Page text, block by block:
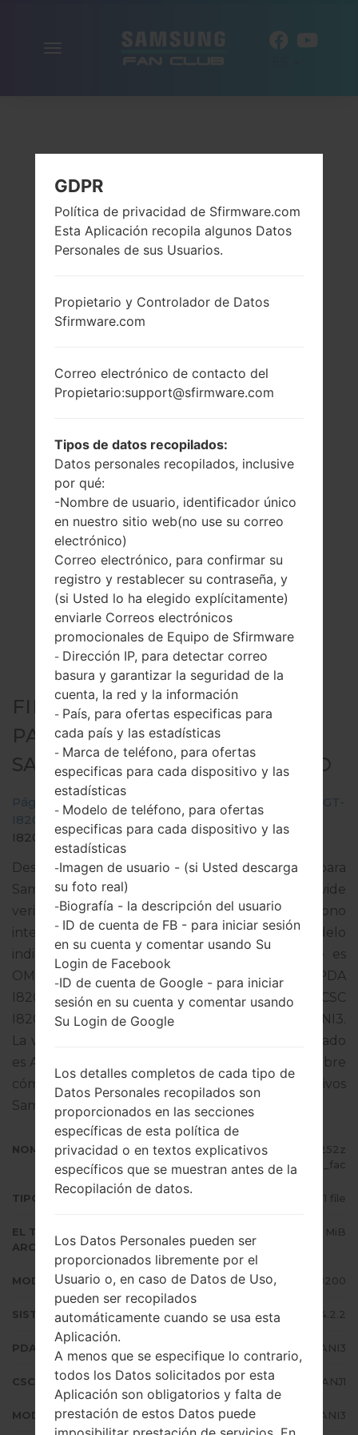
FIRMWARE OFICIAL #60373
PARA GT-I8200 -
SAMSUNGGALAXY S3 MINI NEO
Página principal → Galaxy S3 Mini Neo
SamsungGT-
I8200
GT-
I8200_1_20181124170326_3252zdliqp_fac.zip
Descargue la última actualización de firmware para
Samsung Galaxy S3 Mini Neo, pero no olvide
verificar si el número de modelo de su teléfono
inteligente corresponde al número de modelo
indicado % MODEL%. El código del firmware es
OMN de ITALY. El producto viene con la versión PDA
I8200XXUANI3 y la versión CSC
I8200OMNANJ1,Versión de MODEM I8200XXUANI3.
La versión del sistema operativo del firmware dado
es Android Jelly Bean 4.2.2. Tutorial completo sobre
cómo actualizar el firmware oficial en dispositivos
Samsung aquí
NOMBRE DE ARCHIVO
GT-I8200_1_20181124170326_3252z
dliqp_fac
TIPO DE FIRMWARE 1 file
EL TAMAÑO DEL
ARCHIVO
726.02 MiB
MODELO Samsung GT-I8200
SISTEMA OPERATIVO Android Jelly Bean 4.2.2
PDA/AP VERSIÓN I8200XXUANI3
CSC VERSIÓN I8200OMNANJ1
MODEM/CP VERSIÓN I8200XXUANI3
GDPR
Política de privacidad de Sfirmware.com
Esta Aplicación recopila algunos Datos
Personales de sus Usuarios.
Propietario y Controlador de Datos
Sfirmware.com
Correo electrónico de contacto del
Propietario:support@sfirmware.com
Tipos de datos recopilados:
Datos personales recopilados, inclusive
por qué:
-Nombre de usuario, identificador único
en nuestro sitio web(no use su correo
electrónico)
Correo electrónico, para confirmar su
registro y restablecer su contraseña, y
(si Usted lo ha elegido explícitamente)
enviarle Correos electrónicos
promocionales de Equipo de Sfirmware
- Dirección IP, para detectar correo
basura y garantizar la seguridad de la
cuenta, la red y la información
- País, para ofertas especificas para
cada país y las estadísticas
- Marca de teléfono, para ofertas
especificas para cada dispositivo y las
estadísticas
- Modelo de teléfono, para ofertas
especificas para cada dispositivo y las
estadísticas
-Imagen de usuario - (si Usted descarga
su foto real)
-Biografía - la descripción del usuario
- ID de cuenta de FB - para iniciar sesión
en su cuenta y comentar usando Su
Login de Facebook
-ID de cuenta de Google - para iniciar
sesión en su cuenta y comentar usando
Su Login de Google
Los detalles completos de cada tipo de
Datos Personales recopilados son
proporcionados en las secciones
específicas de esta política de
privacidad o en textos explicativos
específicos que se muestran antes de la
Recopilación de datos.
Los Datos Personales pueden ser
proporcionados libremente por el
Usuario o, en caso de Datos de Uso,
pueden ser recopilados
automáticamente cuando se usa esta
Aplicación.
A menos que se especifique lo contrario,
todos los Datos solicitados por esta
Aplicación son obligatorios y falta de
prestación de estos Datos puede